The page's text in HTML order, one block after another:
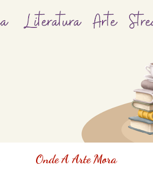
Onde A Arte Mora